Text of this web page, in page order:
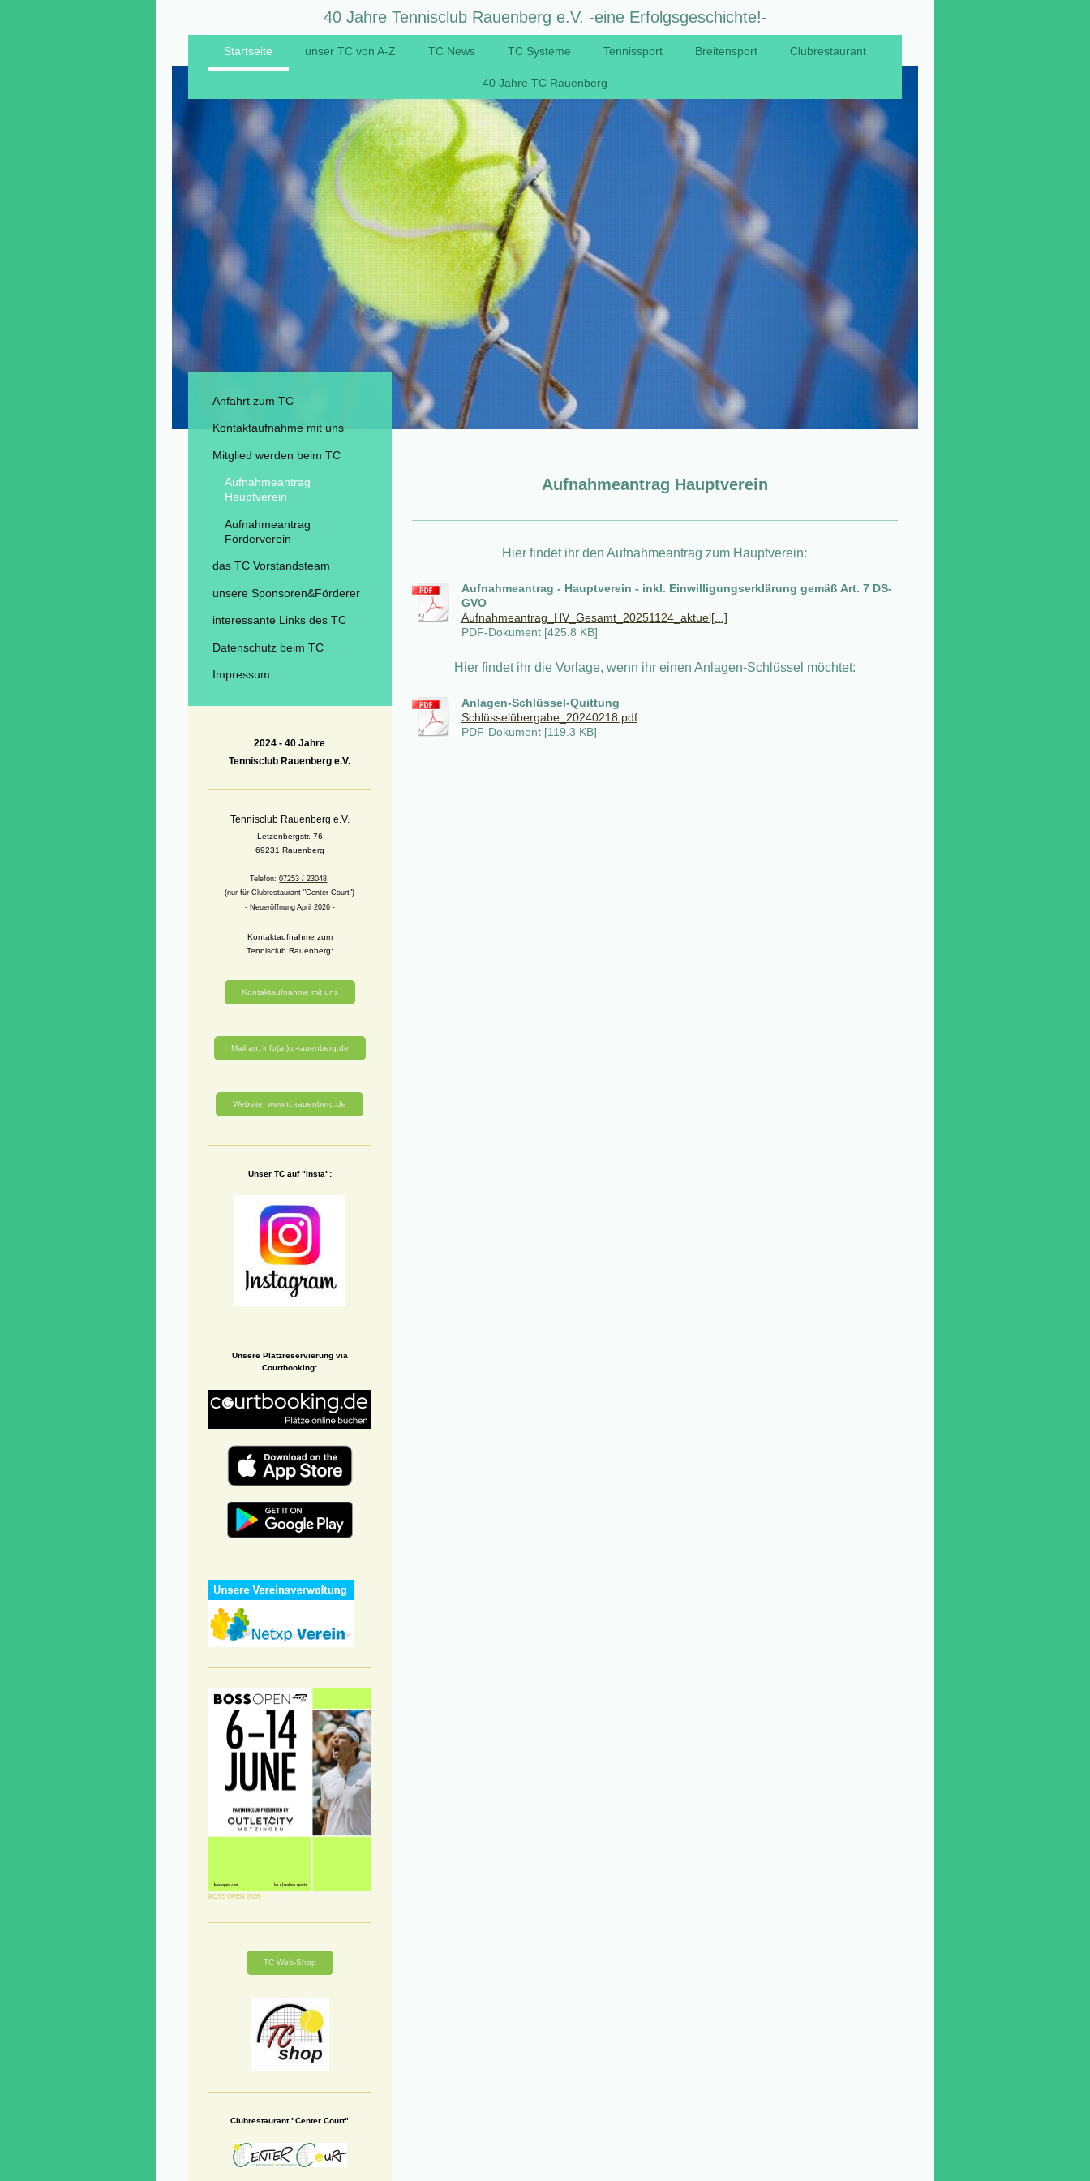
40 Jahre Tennisclub Rauenberg e.V. -eine Erfolgsgeschichte!-
Startseite unser TC von A-Z TC News TC Systeme Tennissport Breitensport Clubrestaurant
40 Jahre TC Rauenberg
Aufnahmeantrag Hauptverein
Hier findet ihr den Aufnahmeantrag zum Hauptverein:
Aufnahmeantrag - Hauptverein - inkl. Einwilligungserklärung gemäß Art. 7 DS-
GVO
Aufnahmeantrag_HV_Gesamt_20251124_aktuel[...]
PDF-Dokument [425.8 KB]
Hier findet ihr die Vorlage, wenn ihr einen Anlagen-Schlüssel möchtet:
Anlagen-Schlüssel-Quittung
Schlüsselübergabe_20240218.pdf
PDF-Dokument [119.3 KB]
Anfahrt zum TC
Kontaktaufnahme mit uns
Mitglied werden beim TC
Aufnahmeantrag
Hauptverein
Aufnahmeantrag
Förderverein
das TC Vorstandsteam
unsere Sponsoren&Förderer
interessante Links des TC
Datenschutz beim TC
Impressum
2024 -40 Jahre
Tennisclub Rauenberg e.V.
Tennisclub Rauenberg e.V.
Letzenbergstr. 76
69231 Rauenberg
Telefon:07253 / 23048
(nur für Clubrestaurant "Center Court")
- Neueröffnung April 2026 -
Kontaktaufnahme zum
Tennisclub Rauenberg:
Kontaktaufnahme mit uns
Mail an: info(at)tc-rauenberg.de
Website: www.tc-rauenberg.de
Unser TC auf "Insta":
Unsere Platzreservierung via
Courtbooking:
BOSS OPEN 2026
TC Web-Shop
Clubrestaurant "Center Court"